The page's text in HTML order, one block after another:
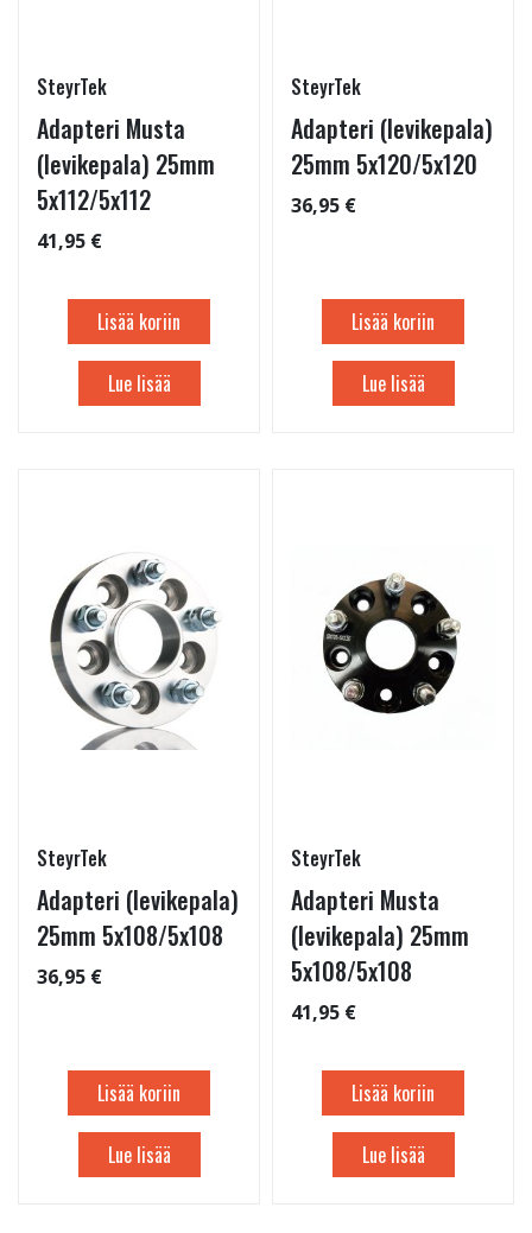
SteyrTek
Adapteri Musta
(levikepala) 25mm
5x112/5x112
41,95 €
Lisää koriin
Lue lisää
SteyrTek
Adapteri (levikepala)
25mm 5x120/5x120
36,95 €
Lisää koriin
Lue lisää
SteyrTek
Adapteri (levikepala)
25mm 5x108/5x108
36,95 €
Lisää koriin
Lue lisää
SteyrTek
Adapteri Musta
(levikepala) 25mm
5x108/5x108
41,95 €
Lisää koriin
Lue lisää